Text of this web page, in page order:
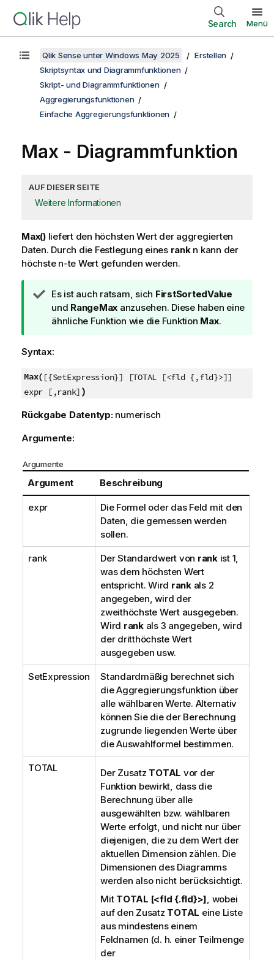
Search Menü
Qlik Sense unter Windows May 2025
Erstellen
Skriptsyntax und Diagrammfunktionen
Skript- und Diagrammfunktionen
Aggregierungsfunktionen
Einfache Aggregierungsfunktionen
Max - Diagrammfunktion
AUF DIESER SEITE
Weitere Informationen
Max()liefert den höchsten Wert der aggregierten
Daten. Durch die Festlegung eines rank n kann der
höchste n-te Wert gefunden werden.
T
i
p
h
n
w
i
Es ist auch ratsam, sich FirstSortedValue
und RangeMax anzusehen. Diese haben eine
ähnliche Funktion wie die Funktion Max.
Syntax:
Max( [{SetExpression}] [TOTAL [<fld {,fld}>]]
expr [,rank] )
Rückgabe Datentyp: numerisch
Argumente:
Argumente
Argument Beschreibung
expr
Die Formel oder das Feld mit den
Daten, die gemessen werden
sollen.
rank Der Standardwert von rankist 1,
was dem höchsten Wert
entspricht. Wird rankals 2
angegeben, wird der
zweithöchste Wert ausgegeben.
Wird rankals 3 angegeben, wird
der dritthöchste Wert
ausgegeben usw.
SetExpression
Standardmäßig berechnet sich
die Aggregierungsfunktion über
alle wählbaren Werte. Alternativ
können Sie die der Berechnung
zugrunde liegenden Werte über
die Auswahlformel bestimmen.
TOTAL Der Zusatz TOTAL vor der
Funktion bewirkt, dass die
Berechnung über alle
ausgewählten bzw. wählbaren
Werte erfolgt, und nicht nur über
diejenigen, die zu dem Wert der
aktuellen Dimension zählen. Die
Dimensionen des Diagramms
werden also nicht berücksichtigt.
Mit TOTAL [<fld {.fld}>], wobei
auf den Zusatz TOTAL eine Liste
aus mindestens einem
Feldnamen (d. h. einer Teilmenge
der